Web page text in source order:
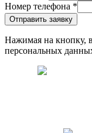
Номер телефона *
Отправить заявку
Нажимая на кнопку,
персональных